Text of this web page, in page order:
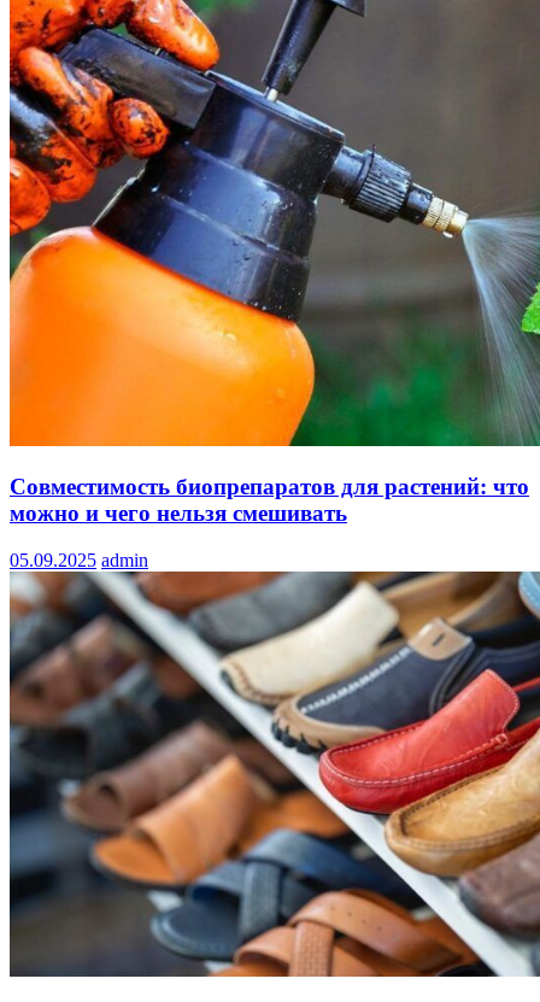
Совместимость биопрепаратов для растений: что
можно и чего нельзя смешивать
05.09.2025 admin